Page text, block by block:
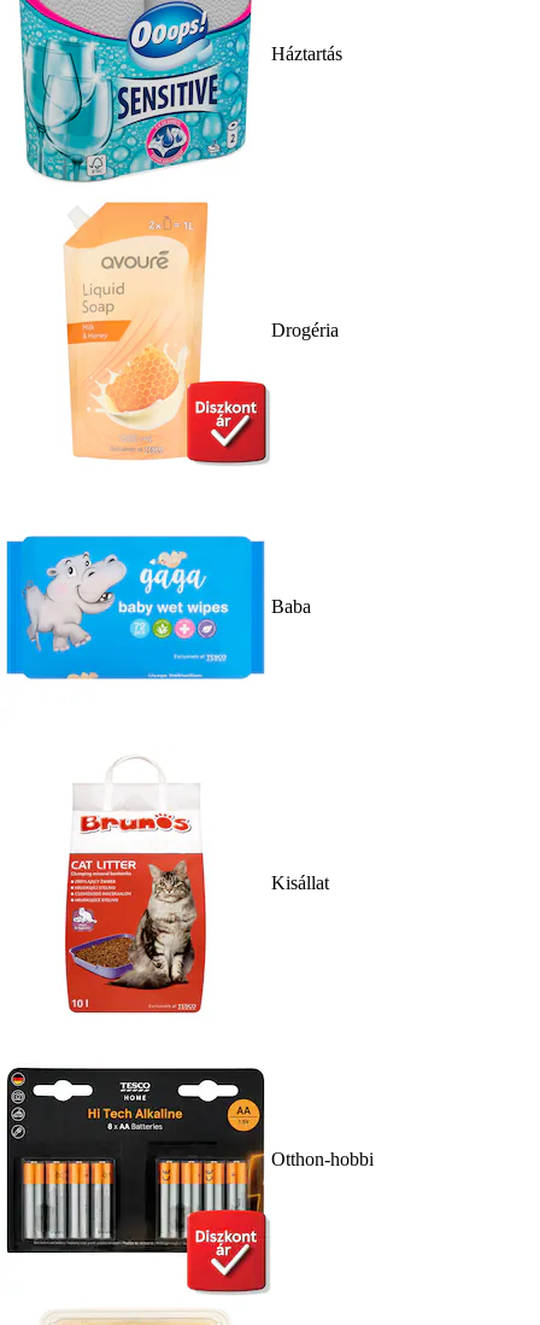
Háztartás
Drogéria
Baba
Kisállat
Otthon-hobbi